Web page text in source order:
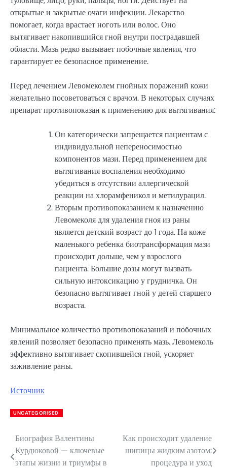
открытые и закрытые очаги инфекции. Лекарство
помогает, когда врастает ноготь или волос. Оно
вытягивает накопившийся гной внутри пострадавшей
области. Мазь редко вызывает побочные явления, что
гарантирует ее безопасное применение.
Перед лечением Левомеколем гнойных поражений кожи
желательно посоветоваться с врачом. В некоторых случаях
препарат противопоказан к применению для вытягивания:
Он категорически запрещается пациентам с
индивидуальной непереносимостью
компонентов мази. Перед применением для
вытягивания воспаления необходимо
убедиться в отсутствии аллергической
реакции на хлорамфеникол и метилурацил.
Вторым противопоказанием к назначению
Левомеколя для удаления гноя из раны
является детский возраст до 1 года. На коже
маленького ребенка биотрансформация мази
происходит дольше, чем у взрослого
пациента. Большие дозы могут вызвать
сильную интоксикацию у грудничка. Он
безопасно вытягивает гной у детей старшего
возраста.
Минимальное количество противопоказаний и побочных
явлений позволяет безопасно применять мазь. Левомеколь
эффективно вытягивает скопившейся гной, ускоряет
заживление раны.
Источник
UNCATEGORISED
Навигация
по
Биография Валентины
Курдюковой — ключевые
этапы жизни и триумфы в
Как происходит удаление
шипицы жидким азотом:
процедура и уход